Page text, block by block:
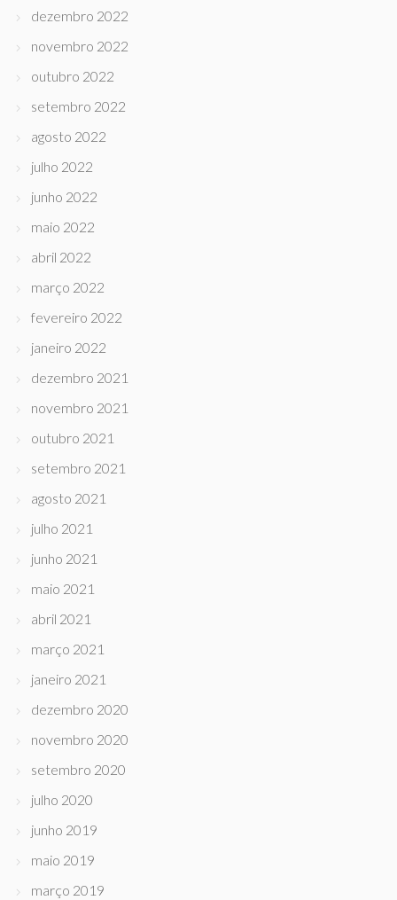
dezembro 2022
novembro 2022
outubro 2022
setembro 2022
agosto 2022
julho 2022
junho 2022
maio 2022
abril 2022
março 2022
fevereiro 2022
janeiro 2022
dezembro 2021
novembro 2021
outubro 2021
setembro 2021
agosto 2021
julho 2021
junho 2021
maio 2021
abril 2021
março 2021
janeiro 2021
dezembro 2020
novembro 2020
setembro 2020
julho 2020
junho 2019
maio 2019
março 2019